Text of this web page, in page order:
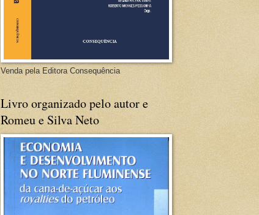
Venda pela Editora Consequência
Livro organizado pelo autor e
Romeu e Silva Neto